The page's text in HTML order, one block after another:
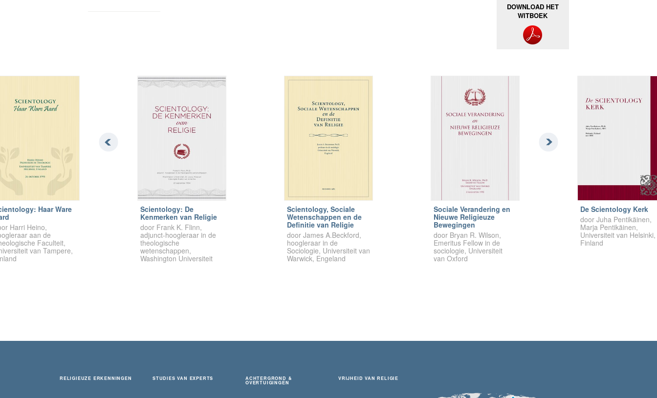
Haar Ware
Harri Heino,
aan de
Faculteit,
van Tampere,
Scientology: De
Kenmerken van Religie
door Frank K. Flinn,
adjunct-hoogleraar in de
theologische
wetenschappen,
Washington Universiteit
Scientology, Sociale
Wetenschappen en de
Definitie van Religie
door James A.Beckford,
hoogleraar in de
Sociologie, Universiteit van
Warwick, Engeland
Sociale Verandering en
Nieuwe Religieuze
Bewegingen
door Bryan R. Wilson,
Emeritus Fellow in de
sociologie, Universiteit
van Oxford
De Scientology Kerk
door Juha Pentikäinen,
Marja Pentikäinen,
Universiteit van Helsinki,
Finland
DOWNLOAD HET
WITBOEK
RELIGIEUZE ERKENNINGEN STUDIES VAN EXPERTS ACHTERGROND &
OVERTUIGINGEN
VRIJHEID VAN RELIGIE